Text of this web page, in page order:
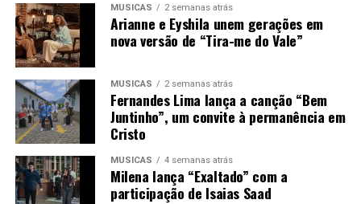
MÚSICAS 2 semanas atrás
Arianne e Eyshila unem gerações em
nova versão de “Tira-me do Vale”
MÚSICAS 2 semanas atrás
Fernandes Lima lança a canção “Bem
Juntinho”, um convite à permanência em
Cristo
MÚSICAS 4 semanas atrás
Milena lança “Exaltado” com a
participação de Isaias Saad